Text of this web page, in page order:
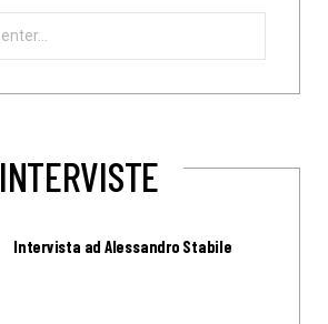
INTERVISTE
Intervista ad Alessandro Stabile